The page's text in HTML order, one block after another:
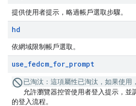
提供使用者提示，略過帳戶選取步驟。
hd
依網域限制帳戶選取。
use_fedcm_for_prompt
已淘汰： 這項屬性已淘汰，如果使用
允許瀏覽器控管使用者登入提示，並
的登入流程。